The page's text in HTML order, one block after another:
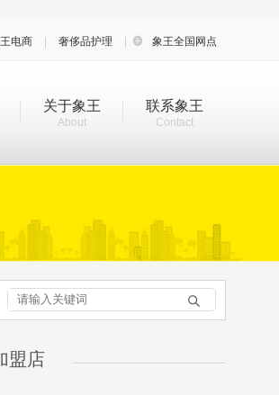
电商 奢侈品护理  象王全国网点
关于象王
About
联系象王
Contact

盟店